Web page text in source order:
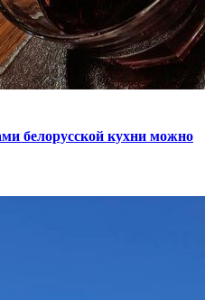
белорусской кухни можно